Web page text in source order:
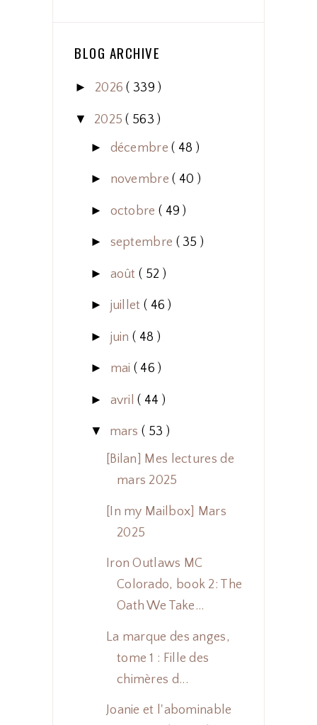
BLOG ARCHIVE
► 2026( 339 )
▼ 2025( 563 )
► décembre( 48 )
► novembre( 40 )
► octobre ( 49 )
► septembre ( 35 )
► août ( 52 )
► juillet ( 46 )
► juin ( 48 )
► mai ( 46 )
► avril( 44 )
▼ mars( 53 )
[Bilan] Mes lectures de
mars 2025
[In my Mailbox] Mars
2025
Iron Outlaws MC
Colorado, book 2: The
Oath We Take...
La marque des anges,
tome 1 : Fille des
chimères d...
Joanie et l'abominable